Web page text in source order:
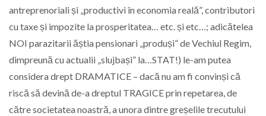
antreprenoriali și „productivi în economia reală”, contributori
cu taxe și impozite la prosperitatea… etc. și etc…; adicătelea
NOI parazitarii ăștia pensionari „produși” de Vechiul Regim,
dimpreună cu actualii „slujbași” la…STAT!) le-am putea
considera drept DRAMATICE – dacă nu am fi convinși că
riscă să devină de-a dreptul TRAGICE prin repetarea, de
către societatea noastră, a unora dintre greșelile trecutului